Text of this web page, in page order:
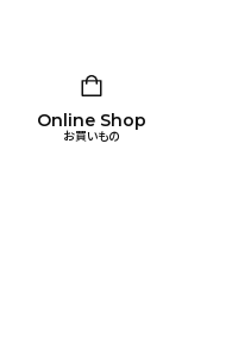
Online Shop
お買いもの